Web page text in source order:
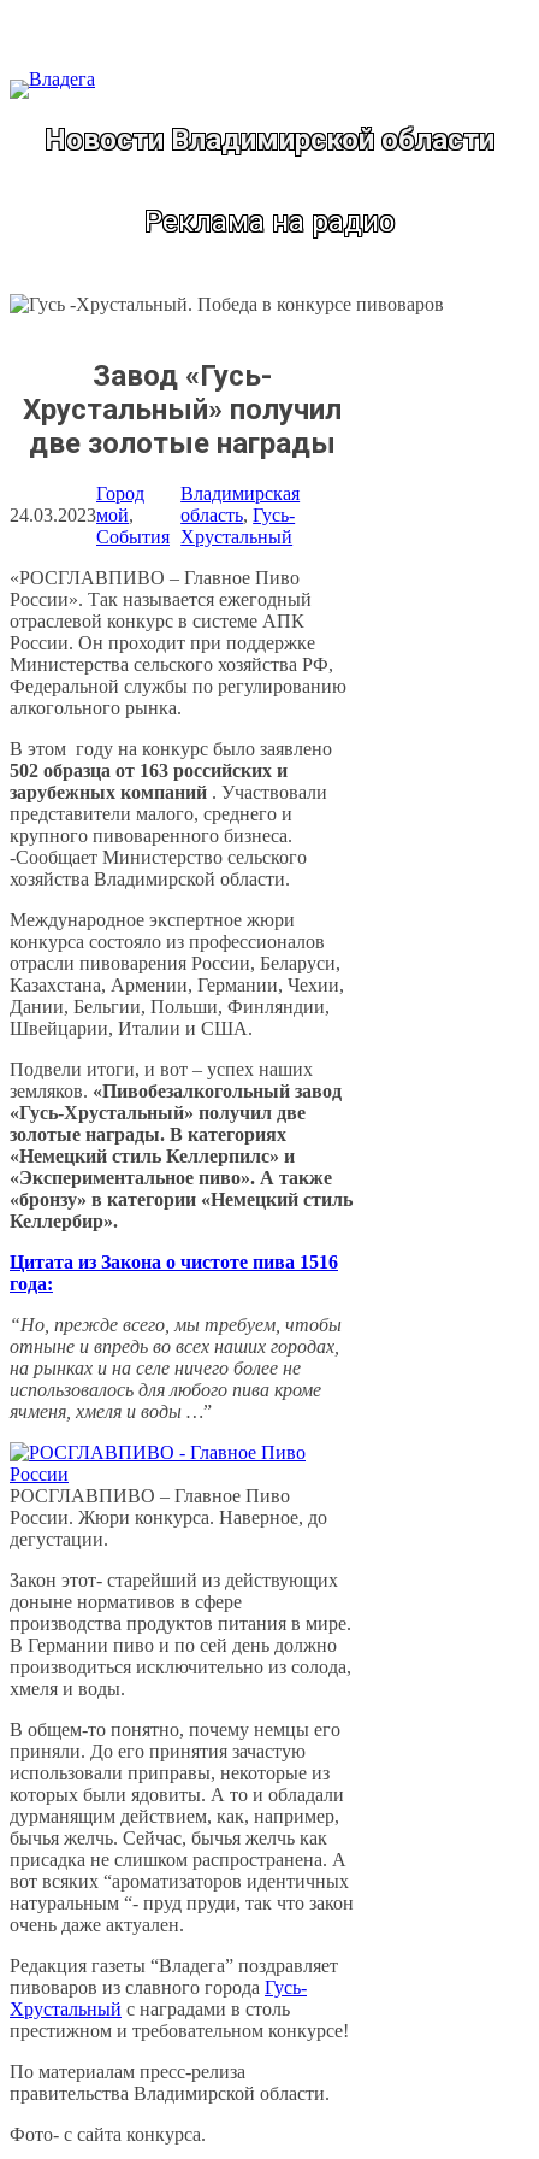
Новости Владимирской области
Реклама на радио
Завод «Гусь-
Хрустальный» получил
две золотые награды
24.03.2023
Город
мой
События
Владимирская
область, Гусь-
Хрустальный
«РОСГЛАВПИВО – Главное Пиво
России». Так называется ежегодный
отраслевой конкурс в системе АПК
России. Он проходит при поддержке
Министерства сельского хозяйства РФ,
Федеральной службы по регулированию
алкогольного рынка.
В этом году на конкурс было заявлено
502 образца от 163 российских и
зарубежных компаний . Участвовали
представители малого, среднего и
крупного пивоваренного бизнеса.
-Сообщает Министерство сельского
хозяйства Владимирской области.
Международное экспертное жюри
конкурса состояло из профессионалов
отрасли пивоварения России, Беларуси,
Казахстана, Армении, Германии, Чехии,
Дании, Бельгии, Польши, Финляндии,
Швейцарии, Италии и США.
Подвели итоги, и вот – успех наших
земляков. «Пивобезалкогольный завод
«Гусь-Хрустальный» получил две
золотые награды. В категориях
«Немецкий стиль Келлерпилс» и
«Экспериментальное пиво». А также
«бронзу» в категории «Немецкий стиль
Келлербир».
Цитата из Закона о чистоте пива 1516
года:
“Но, прежде всего, мы требуем, чтобы
отныне и впредь во всех наших городах,
на рынках и на селе ничего более не
использовалось для любого пива кроме
ячменя, хмеля и воды …”
РОСГЛАВПИВО – Главное Пиво
России. Жюри конкурса. Наверное, до
дегустации.
Закон этот- старейший из действующих
доныне нормативов в сфере
производства продуктов питания в мире.
В Германии пиво и по сей день должно
производиться исключительно из солода,
хмеля и воды.
В общем-то понятно, почему немцы его
приняли. До его принятия зачастую
использовали приправы, некоторые из
которых были ядовиты. А то и обладали
дурманящим действием, как, например,
бычья желчь. Сейчас, бычья желчь как
присадка не слишком распространена. А
вот всяких “ароматизаторов идентичных
натуральным “- пруд пруди, так что закон
очень даже актуален.
Редакция газеты “Владега” поздравляет
пивоваров из славного города Гусь-
Хрустальный с наградами в столь
престижном и требовательном конкурсе!
По материалам пресс-релиза
правительства Владимирской области.
Фото- с сайта конкурса.